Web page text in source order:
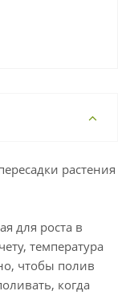
растения
для роста в
температура
чтобы полив
когда